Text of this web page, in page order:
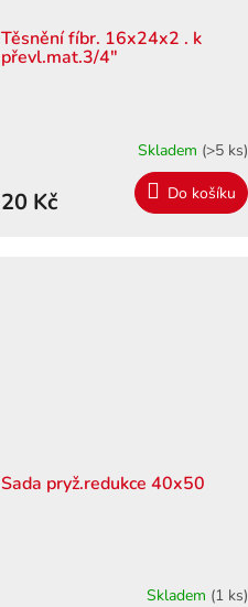
Těsnění fíbr. 16x24x2 . k
převl.mat.3/4"
Skladem (>5 ks)
20 Kč Do košíku
Sada pryž.redukce 40x50
Skladem (1 ks)